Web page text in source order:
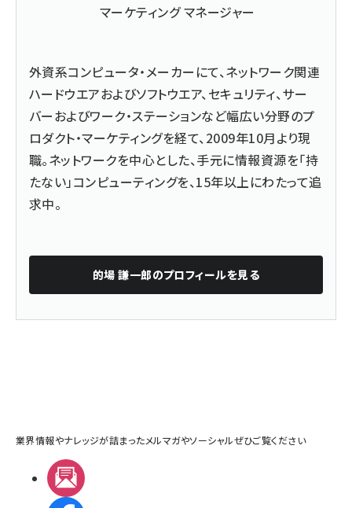
マーケティング マネージャー
外資系コンピュータ・メーカーにて、ネットワーク関連
ハードウエアおよびソフトウエア、セキュリティ、サー
バーおよびワーク・ステーションなど幅広い分野のプ
ロダクト・マーケティングを経て、2009年10月より現
職。ネットワークを中心とした、手元に情報資源を「持
たない」コンピューティングを、15年以上にわたって追
求中。
的場 謙一郎のプロフィールを見る
業界情報やナレッジが詰まったメルマガやソーシャルぜひご覧ください